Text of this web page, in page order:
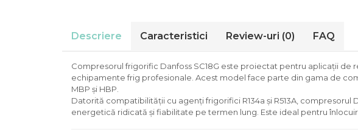
Descriere Caracteristici Review-uri (0) FAQ
Compresorul frigorific Danfoss SC18G este proiectat pentru aplicații
echipamente frig profesionale. Acest model face parte din gama de
MBP și HBP.
Datorită compatibilității cu agenți frigorifici R134a și R513A,
energetică ridicată și fiabilitate pe termen lung. Este ideal pentru